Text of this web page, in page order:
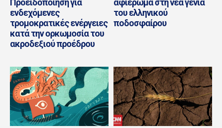
Προειδοποίηση για
ενδεχόμενες
τρομοκρατικές ενέργειες
κατά την ορκωμοσία του
ακροδεξιού προέδρου
αφιέρωμα στη νέα γενιά
του ελληνικού
ποδοσφαίρου